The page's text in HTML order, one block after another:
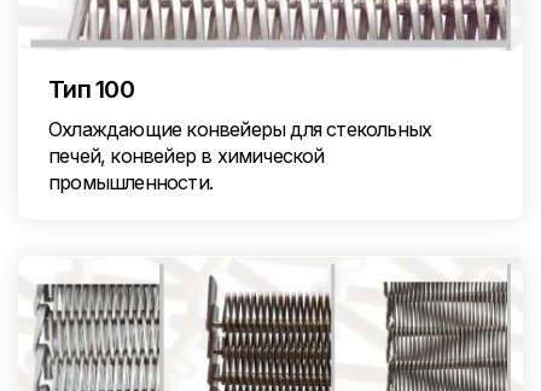
Тип 100
Охлаждающие конвейеры для стекольных
печей, конвейер в химической
промышленности.